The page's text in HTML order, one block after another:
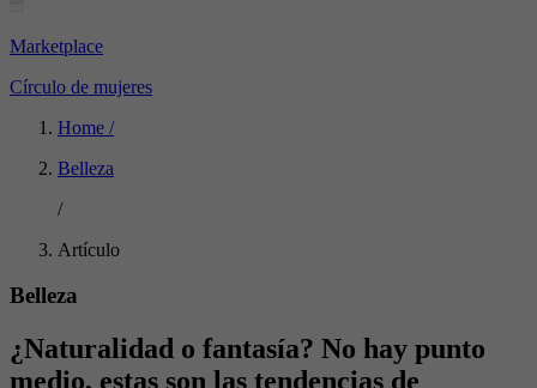
Marketplace
Círculo de mujeres
Home /
Belleza
/
Artículo
Belleza
¿Naturalidad o fantasía? No hay punto
medio, estas son las tendencias de